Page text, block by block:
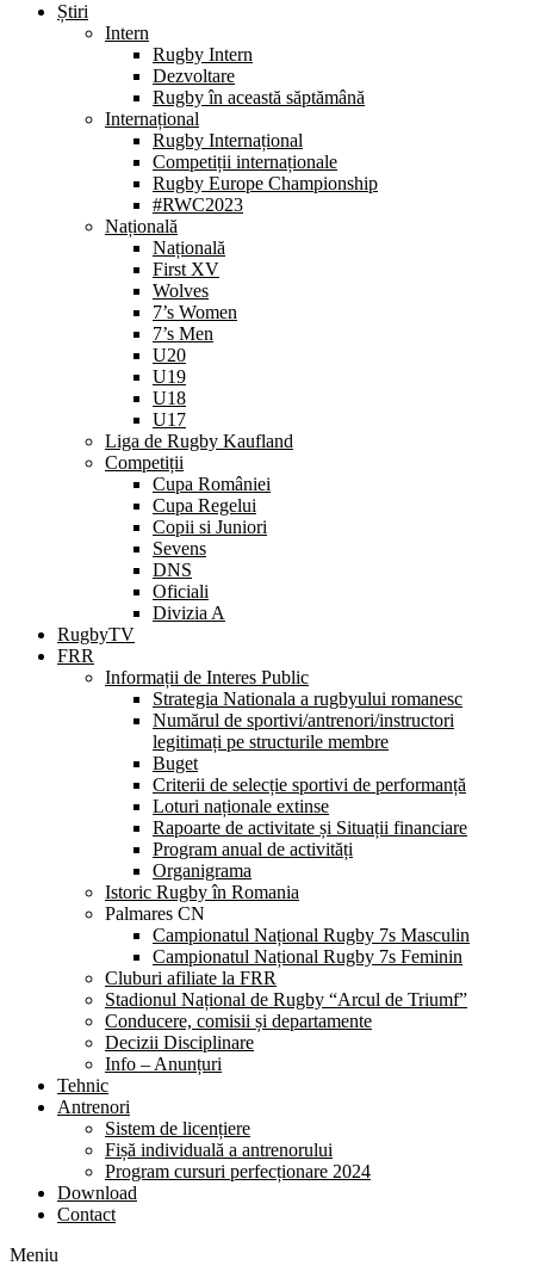
Știri
Intern
Rugby Intern
Dezvoltare
Rugby în această săptămână
Internațional
Rugby Internațional
Competiții internaționale
Rugby Europe Championship
#RWC2023
Națională
Națională
First XV
Wolves
7’s Women
7’s Men
U20
U19
U18
U17
Liga de Rugby Kaufland
Competiții
Cupa României
Cupa Regelui
Copii si Juniori
Sevens
DNS
Oficiali
Divizia A
RugbyTV
FRR
Informații de Interes Public
Strategia Nationala a rugbyului romanesc
Numărul de sportivi/antrenori/instructori
legitimați pe structurile membre
Buget
Criterii de selecție sportivi de performanță
Loturi naționale extinse
Rapoarte de activitate și Situații financiare
Program anual de activități
Organigrama
Istoric Rugby în Romania
Palmares CN
Campionatul Național Rugby 7s Masculin
Campionatul Național Rugby 7s Feminin
Cluburi afiliate la FRR
Stadionul Național de Rugby “Arcul de Triumf”
Conducere, comisii și departamente
Decizii Disciplinare
Info – Anunțuri
Tehnic
Antrenori
Sistem de licențiere
Fișă individuală a antrenorului
Program cursuri perfecționare 2024
Download
Contact
Meniu